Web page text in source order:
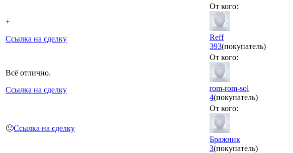
+
Ссылка на сделку
От кого:
Reff
393(покупатель)
Всё отлично.
Ссылка на сделку
От кого:
rom-rom-sol
4(покупатель)
🙂Ссылка на сделку
От кого:
Бражник
3(покупатель)